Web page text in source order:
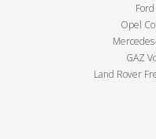
Opel
GAZ
Land Rover